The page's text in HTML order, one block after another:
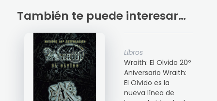
También te puede interesar…
Libros
Wraith: El Olvido 20º
Aniversario Wraith:
El Olvido es la
nueva línea de